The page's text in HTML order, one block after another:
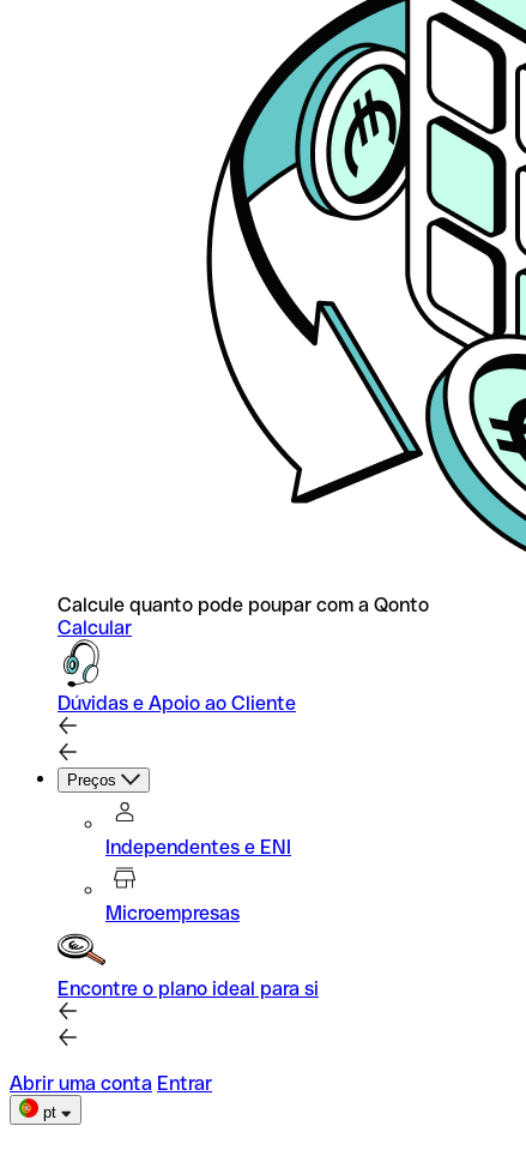
Calcule quanto pode poupar com a Qonto
Calcular
Dúvidas e Apoio ao Cliente
Preços
Independentes e ENI
Microempresas
Encontre o plano ideal para si
Abrir uma conta Entrar
pt